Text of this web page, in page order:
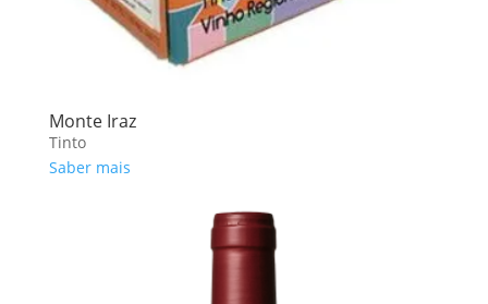
Monte Iraz
Tinto
Saber mais